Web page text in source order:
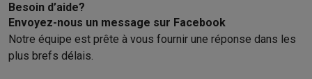
Besoin d’aide?
Envoyez-nous un message sur Facebook
Notre équipe est prête à vous fournir une réponse dans les
plus brefs délais.